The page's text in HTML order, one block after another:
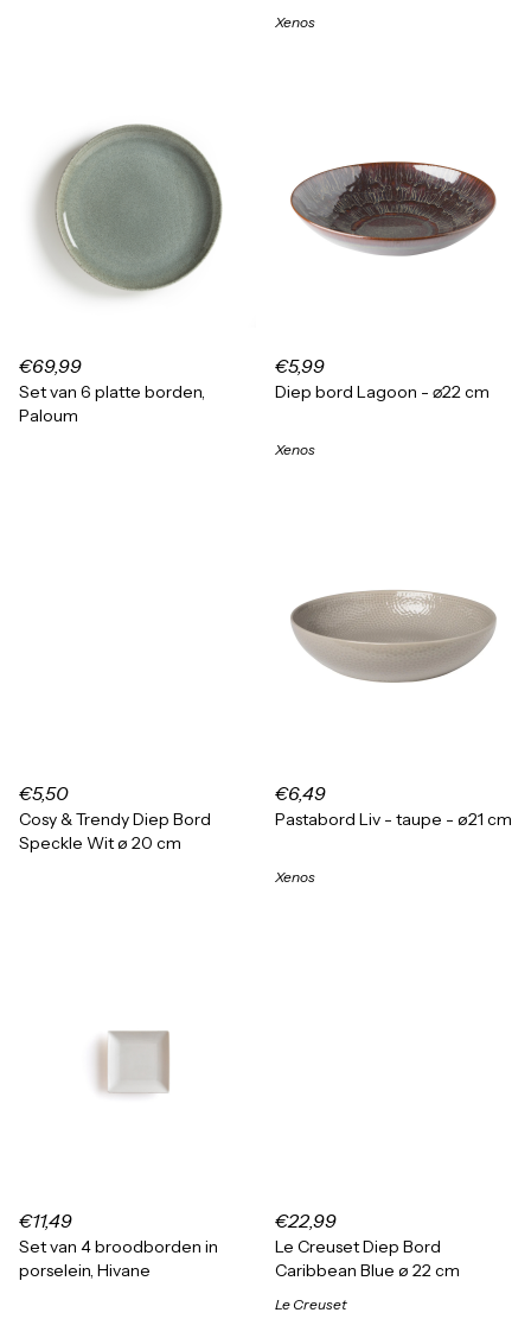
Xenos
€69,99
Set van 6 platte borden,
Paloum
€5,99
Diep bord Lagoon - ⌀22 cm
Xenos
€5,50
Cosy & Trendy Diep Bord
Speckle Wit ø 20 cm
€6,49
Pastabord Liv - taupe - ø21 cm
Xenos
€11,49
Set van 4 broodborden in
porselein, Hivane
€22,99
Le Creuset Diep Bord
Caribbean Blue ø 22 cm
Le Creuset